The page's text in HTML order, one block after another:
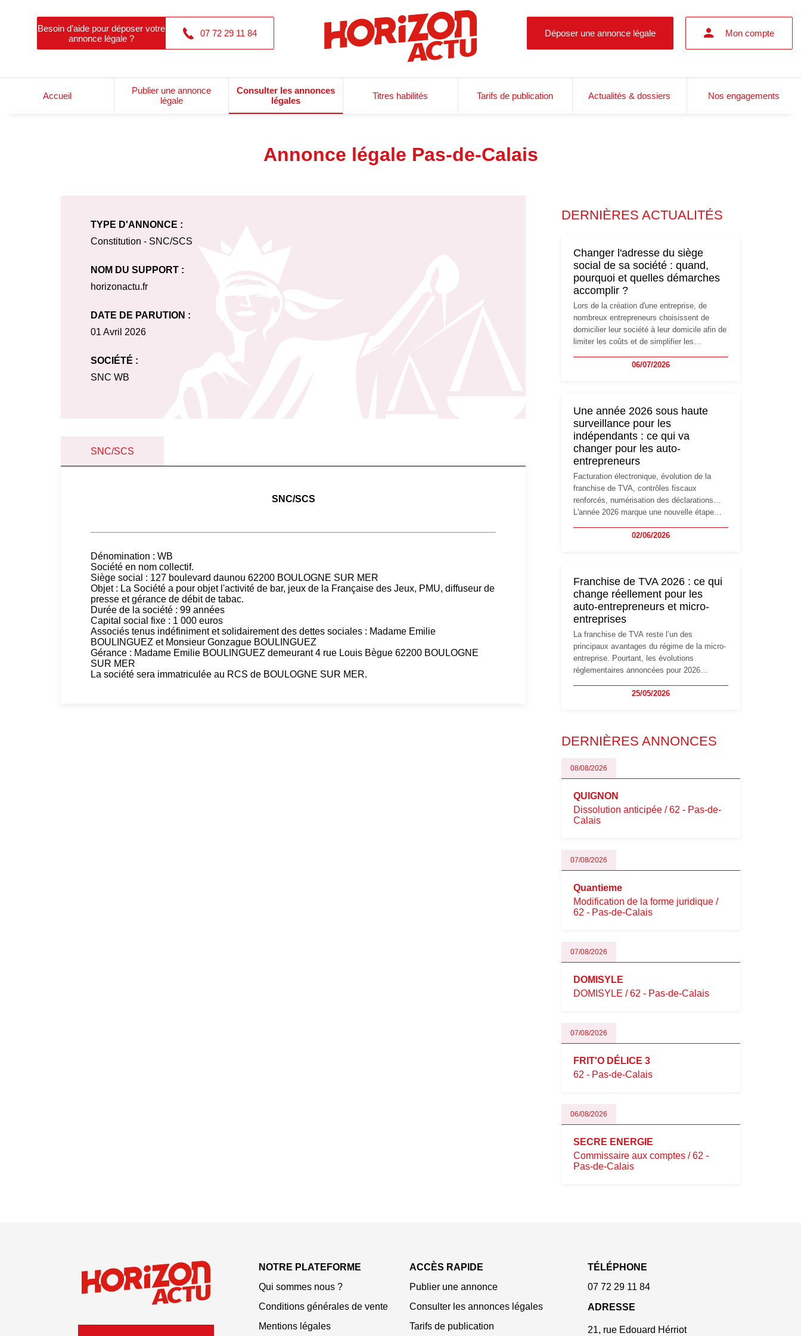
Besoin d’aide pour déposer votre
annonce légale ?
07 72 29 11 84 Déposer une annonce légale Mon compte
Accueil
Publier une annonce
légale
Consulter les annonces
légales
Titres habilités Tarifs de publication Actualités & dossiers Nos engagements
Annonce légale Pas-de-Calais
TYPE D'ANNONCE :
Constitution - SNC/SCS
NOM DU SUPPORT :
horizonactu.fr
DATE DE PARUTION :
01 Avril 2026
SOCIÉTÉ :
SNC WB
SNC/SCS
SNC/SCS
Dénomination : WB
Société en nom collectif.
Siège social : 127 boulevard daunou 62200 BOULOGNE SUR MER
Objet : La Société a pour objet l'activité de bar, jeux de la Française des Jeux, PMU, diffuseur de
presse et gérance de débit de tabac.
Durée de la société : 99 années
Capital social fixe : 1 000 euros
Associés tenus indéfiniment et solidairement des dettes sociales : Madame Emilie
BOULINGUEZ et Monsieur Gonzague BOULINGUEZ
Gérance : Madame Emilie BOULINGUEZ demeurant 4 rue Louis Bègue 62200 BOULOGNE
SUR MER
La société sera immatriculée au RCS de BOULOGNE SUR MER.
DERNIÈRES ACTUALITÉS
Changer l'adresse du siège
social de sa société : quand,
pourquoi et quelles démarches
accomplir ?
Lors de la création d'une entreprise, de
nombreux entrepreneurs choisissent de
domicilier leur société à leur domicile afin de
limiter les coûts et de simplifier les
l'activité, cette solution peut rapidement
siège social répond souvent à une nouvelle
étape de la vie de l'entreprise et implique
plusieurs formalités obligatoires.
06/07/2026
Une année 2026 sous haute
surveillance pour les
indépendants : ce qui va
changer pour les auto-
entrepreneurs
Facturation électronique, évolution de la
franchise de TVA, contrôles fiscaux
renforcés, numérisation des déclarations…
L'année 2026 marque une nouvelle étape
travailleurs indépendants. Si le régime de la
réglementaire plus exigeant. Décryptage des
principaux changements et des précautions
à prendre pour éviter les mauvaises
surprises.
02/06/2026
Franchise de TVA 2026 : ce qui
change réellement pour les
auto-entrepreneurs et micro-
entreprises
La franchise de TVA reste l’un des
principaux avantages du régime de la micro-
entreprise. Pourtant, les évolutions
réglementaires annoncées pour 2026
les auto-entrepreneurs, artisans et
évoluent dans un contexte de contrôle
oblige les indépendants à rester
particulièrement vigilants.
25/05/2026
DERNIÈRES ANNONCES
08/08/2026
QUIGNON
Dissolution anticipée / 62 - Pas-de-
Calais
07/08/2026
Quantieme
Modification de la forme juridique /
62 - Pas-de-Calais
07/08/2026
DOMISYLE
DOMISYLE / 62 - Pas-de-Calais
07/08/2026
FRIT'O DÉLICE 3
62 - Pas-de-Calais
06/08/2026
SECRE ENERGIE
Commissaire aux comptes / 62 -
Pas-de-Calais
NOTRE PLATEFORME
Qui sommes nous ?
Conditions générales de vente
Mentions légales
ACCÈS RAPIDE
Publier une annonce
Consulter les annonces légales
Tarifs de publication
TÉLÉPHONE
07 72 29 11 84
ADRESSE
21, rue Edouard Hérriot